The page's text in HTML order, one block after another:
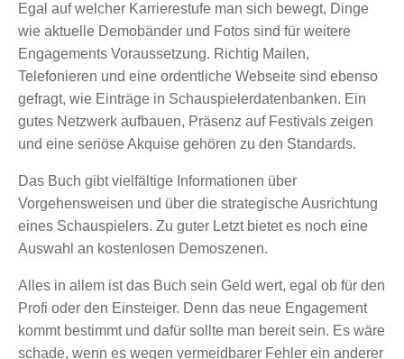
Egal auf welcher Karrierestufe man sich bewegt, Dinge
wie aktuelle Demobänder und Fotos sind für weitere
Engagements Voraussetzung. Richtig Mailen,
Telefonieren und eine ordentliche Webseite sind ebenso
gefragt, wie Einträge in Schauspielerdatenbanken. Ein
gutes Netzwerk aufbauen, Präsenz auf Festivals zeigen
und eine seriöse Akquise gehören zu den Standards.
Das Buch gibt vielfältige Informationen über
Vorgehensweisen und über die strategische Ausrichtung
eines Schauspielers. Zu guter Letzt bietet es noch eine
Auswahl an kostenlosen Demoszenen.
Alles in allem ist das Buch sein Geld wert, egal ob für den
Profi oder den Einsteiger. Denn das neue Engagement
kommt bestimmt und dafür sollte man bereit sein. Es wäre
schade, wenn es wegen vermeidbarer Fehler ein anderer